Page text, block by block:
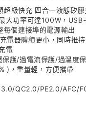
級快充 四合一液態矽
大功率可達100W，
個連接埠的電源輸出
電器體積更小，同時推
電
護/過電流保護/過溫度
)，重量輕，方便攜帶
QC2.0/PE2.0/AFC/